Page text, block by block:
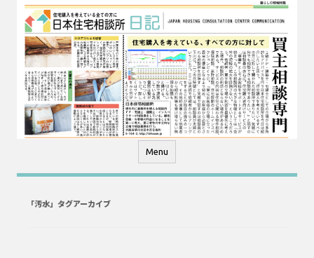
コ
テ
ン
ツ
へ
ス
キ
ッ
プ
Menu
「汚水」タグアーカイブ